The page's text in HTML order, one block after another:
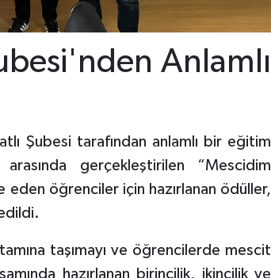
Anlamlı
Şubesi tarafından anlamlı bir eğitim
gerçekleştirilen “Mescidim
eden öğrenciler için hazırlanan ödüller,
taşımayı ve öğrencilerde mescit
hazırlanan birincilik, ikincilik ve